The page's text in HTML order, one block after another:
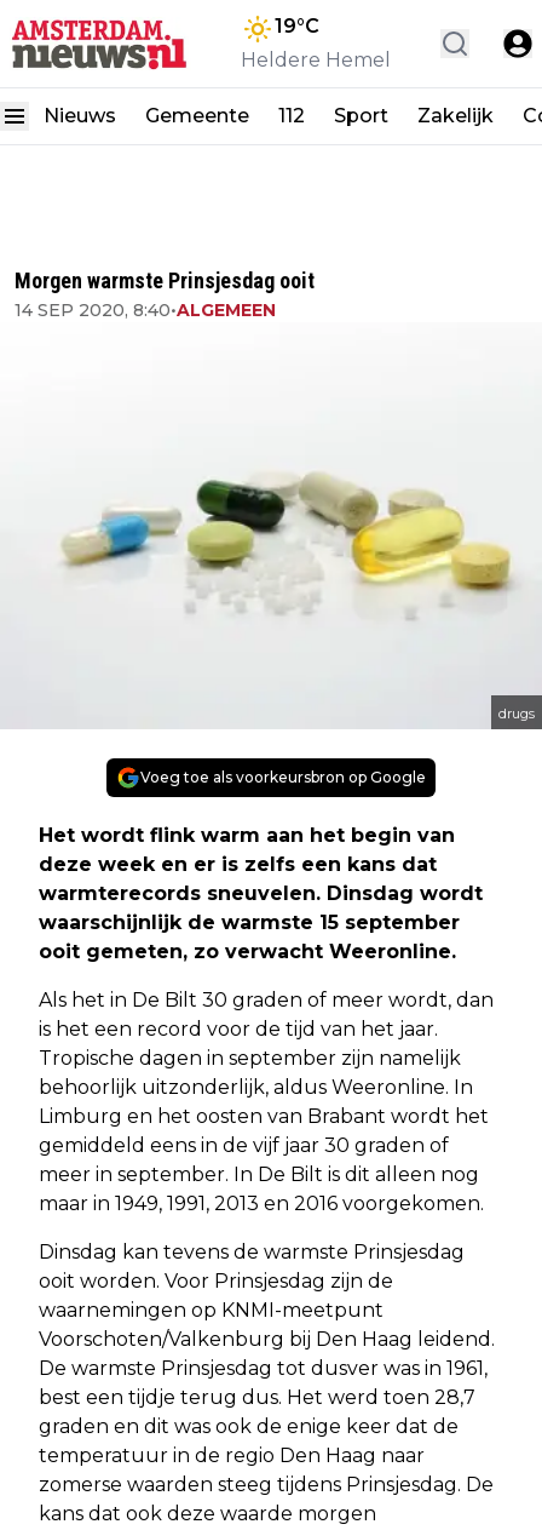
19°C
Heldere Hemel
Nieuws Gemeente 112 Sport Zakelijk
Morgen warmste Prinsjesdag ooit
14 SEP 2020, 8:40•ALGEMEEN
drugs
Voeg toe als voorkeursbron op Google
Het wordt flink warm aan het begin van
deze week en er is zelfs een kans dat
warmterecords sneuvelen. Dinsdag wordt
waarschijnlijk de warmste 15 september
ooit gemeten, zo verwacht Weeronline.
Als het in De Bilt 30 graden of meer wordt, dan
is het een record voor de tijd van het jaar.
Tropische dagen in september zijn namelijk
behoorlijk uitzonderlijk, aldus Weeronline. In
Limburg en het oosten van Brabant wordt het
gemiddeld eens in de vijf jaar 30 graden of
meer in september. In De Bilt is dit alleen nog
maar in 1949, 1991, 2013 en 2016 voorgekomen.
Dinsdag kan tevens de warmste Prinsjesdag
ooit worden. Voor Prinsjesdag zijn de
waarnemingen op KNMI-meetpunt
Voorschoten/Valkenburg bij Den Haag leidend.
De warmste Prinsjesdag tot dusver was in 1961,
best een tijdje terug dus. Het werd toen 28,7
graden en dit was ook de enige keer dat de
temperatuur in de regio Den Haag naar
zomerse waarden steeg tijdens Prinsjesdag. De
kans dat ook deze waarde morgen